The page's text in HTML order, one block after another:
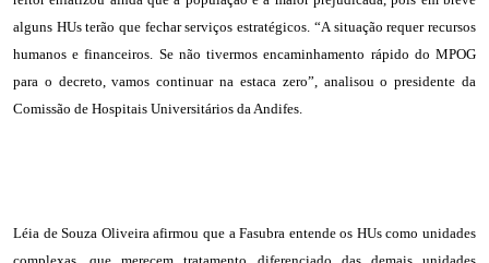
alguns HUs terão que fechar serviços estratégicos. “A situação requer recursos
humanos e financeiros. Se não tivermos encaminhamento rápido do MPOG
para o decreto, vamos continuar na estaca zero”, analisou o presidente da
Comissão de Hospitais Universitários da Andifes.
Léia de Souza Oliveira afirmou que a Fasubra entende os HUs como unidades